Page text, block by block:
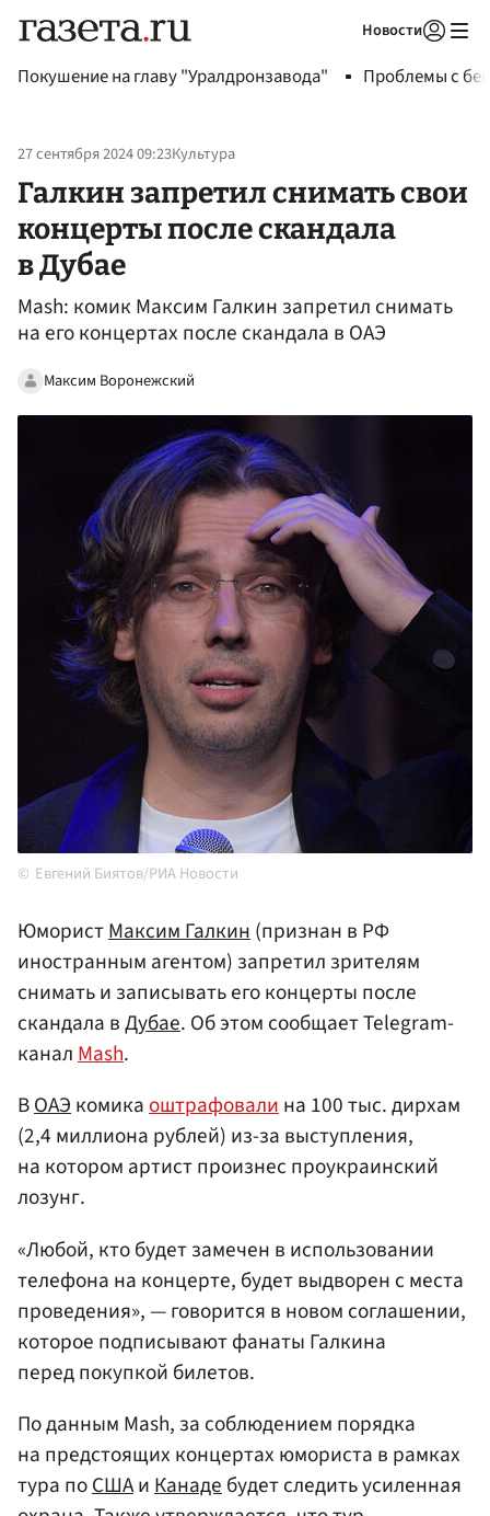
Новости
Покушение на главу "Уралдронзавода" Проблемы с
27 сентября 2024 09:23Культура
Галкин запретил снимать свои
концерты после скандала
в Дубае
Mash: комик Максим Галкин запретил снимать
на его концертах после скандала в ОАЭ
Максим Воронежский
Евгений Биятов/РИА Новости
ЮмористМаксим Галкин(признан в РФ
иностранным агентом) запретил зрителям
снимать и записывать его концерты после
скандала вДубае. Об этом сообщает Telegram-
каналMash.
ВОАЭкомикаоштрафовалина 100 тыс. дирхам
(2,4 миллиона рублей) из-за выступления,
на котором артист произнес проукраинский
лозунг.
«Любой, кто будет замечен в использовании
телефона на концерте, будет выдворен с места
проведения», — говорится в новом соглашении,
которое подписывают фанаты Галкина
перед покупкой билетов.
По данным Mash, за соблюдением порядка
на предстоящих концертах юмориста в рамках
тура поСШАиКанадебудет следить усиленная